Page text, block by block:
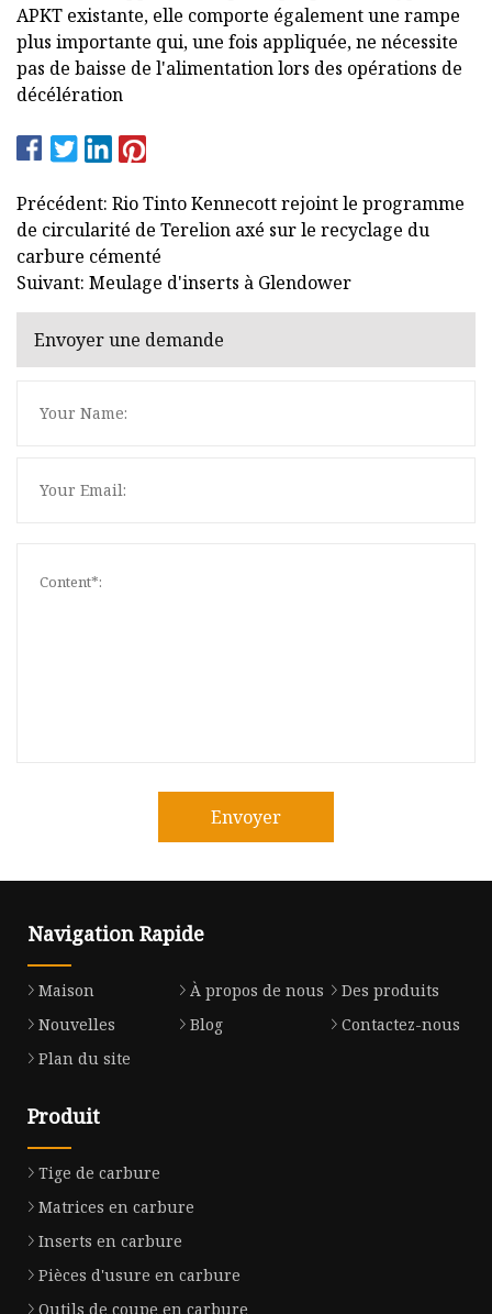
APKT existante, elle comporte également une rampe
plus importante qui, une fois appliquée, ne nécessite
pas de baisse de l'alimentation lors des opérations de
décélération
Précédent: Rio Tinto Kennecott rejoint le programme
de circularité de Terelion axé sur le recyclage du
carbure cémenté
Suivant: Meulage d'inserts à Glendower
Envoyer une demande
Envoyer
Navigation Rapide
Maison À propos de nous
Des produits
Nouvelles
Blog
Contactez-nous
Plan du site
Produit
Tige de carbure
Matrices en carbure
Inserts en carbure
Pièces d'usure en carbure
Outils de coupe en carbure